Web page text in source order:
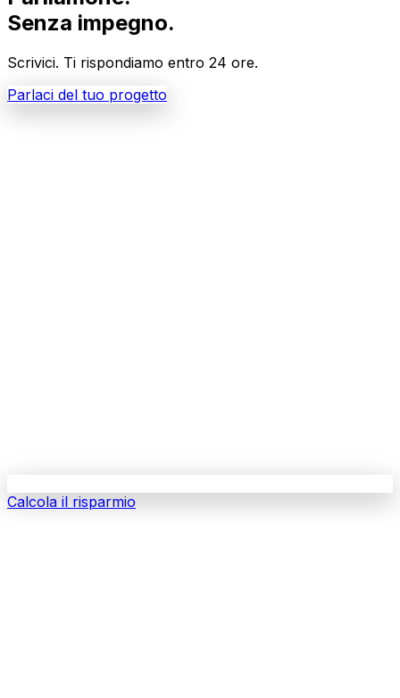
Senza impegno.
Scrivici. Ti rispondiamo entro 24 ore.
Parlaci del tuo progetto
Calcola il risparmio